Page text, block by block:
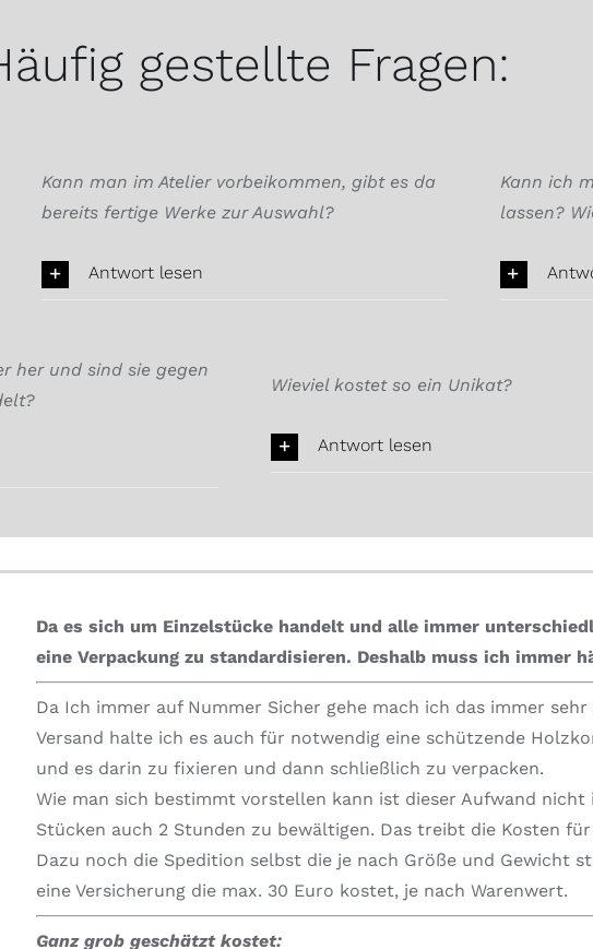
gestellte Fragen:
Kann man im Atelier vorbeikommen, gibt es da
bereits fertige Werke zur Auswahl?
Antwort lesen
Kann ich
lassen?
her und sind sie gegen
Wieviel kostet so ein Unikat?
Antwort lesen
Da es sich um Einzelstücke handelt und alle immer
eine Verpackung zu standardisieren. Deshalb muss ich immer
Da Ich immer auf Nummer Sicher gehe mach ich das immer
Versand halte ich es auch für notwendig eine schützende
und es darin zu fixieren und dann schließlich zu verpacken.
Wie man sich bestimmt vorstellen kann ist dieser Aufwand
Stücken auch 2 Stunden zu bewältigen. Das treibt die Kosten
Dazu noch die Spedition selbst die je nach Größe und Gewicht
eine Versicherung die max. 30 Euro kostet, je nach Warenwert.
Ganz grob geschätzt kostet: